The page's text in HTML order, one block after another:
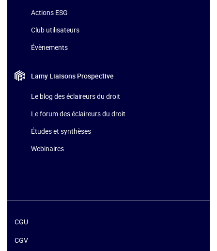
Actions ESG
Club utilisateurs
Évènements
Lamy Liaisons Prospective
Le blog des éclaireurs du droit
Le forum des éclaireurs du droit
Études et synthèses
Webinaires
CGU
CGV